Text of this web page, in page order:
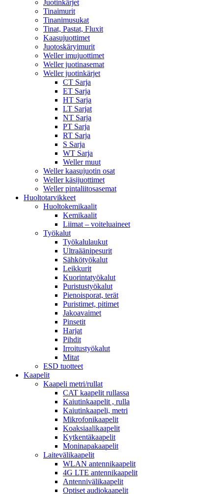
Juotinkärjet
Tinaimurit
Tinanimusukat
Tinat, Pastat, Fluxit
Kaasujuottimet
Juotoskäryimurit
Weller imujuottimet
Weller juotinasemat
Weller juotinkärjet
CT Sarja
ET Sarja
HT Sarja
LT Sarjat
NT Sarja
PT Sarja
RT Sarja
S Sarja
WT Sarja
Weller muut
Weller kaasujuotin osat
Weller käsijuottimet
Weller pintaliitosasemat
Huoltotarvikkeet
Huoltokemikaalit
Kemikaalit
Liimat – voiteluaineet
Työkalut
Työkalulaukut
Ultraäänipesurit
Sähkötyökalut
Leikkurit
Kuorintatyökalut
Puristustyökalut
Pienoisporat, terät
Puristimet, pitimet
Jakoavaimet
Pinsetit
Harjat
Pihdit
Irroitustyökalut
Mitat
ESD tuotteet
Kaapelit
Kaapeli metri/rullat
CAT kaapelit rullassa
Kaiutinkaapelit , rulla
Kaiutinkaapeli, metri
Mikrofonikaapelit
Koaksiaalikaapelit
Kytkentäkaapelit
Moninapakaapelit
Laitevälikaapelit
WLAN antennikaapelit
4G LTE antennikaapelit
Antennivälikaapelit
Optiset audiokaapelit